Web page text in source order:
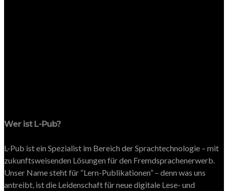
Wer ist L-Pub?
L-Pub ist ein Spezialist im Bereich der Sprachtechnologie – mit
zukunftsweisenden Lösungen für den Fremdsprachenerwerb.
Unser Name steht für “Lern-Publikationen” – denn was uns
antreibt, ist die Leidenschaft für neue digitale Lese- und